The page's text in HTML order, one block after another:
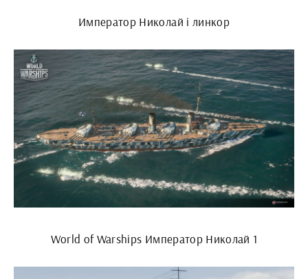
Император Николай i линкор
World of Warships Император Николай 1